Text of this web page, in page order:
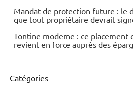
Mandat de protection future : le
que tout propriétaire devrait
Tontine moderne : ce placement
revient en force auprès des
Catégories